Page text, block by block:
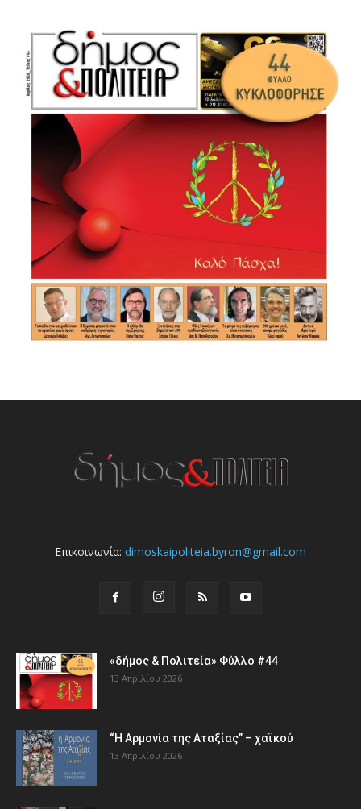
Επικοινωνία: dimoskaipoliteia.byron@gmail.com
«δήμος & Πολιτεία» Φύλλο #44
13 Απριλίου 2026
“Η Αρμονία της Αταξίας” – χαϊκού
13 Απριλίου 2026